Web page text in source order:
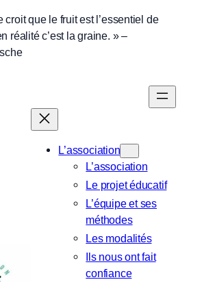
croit que le fruit est l’essentiel de
réalité c’est la graine. » –
L’association
L’association
Le projet éducatif
L’équipe et ses
méthodes
Les modalités
Ils nous ont fait
confiance